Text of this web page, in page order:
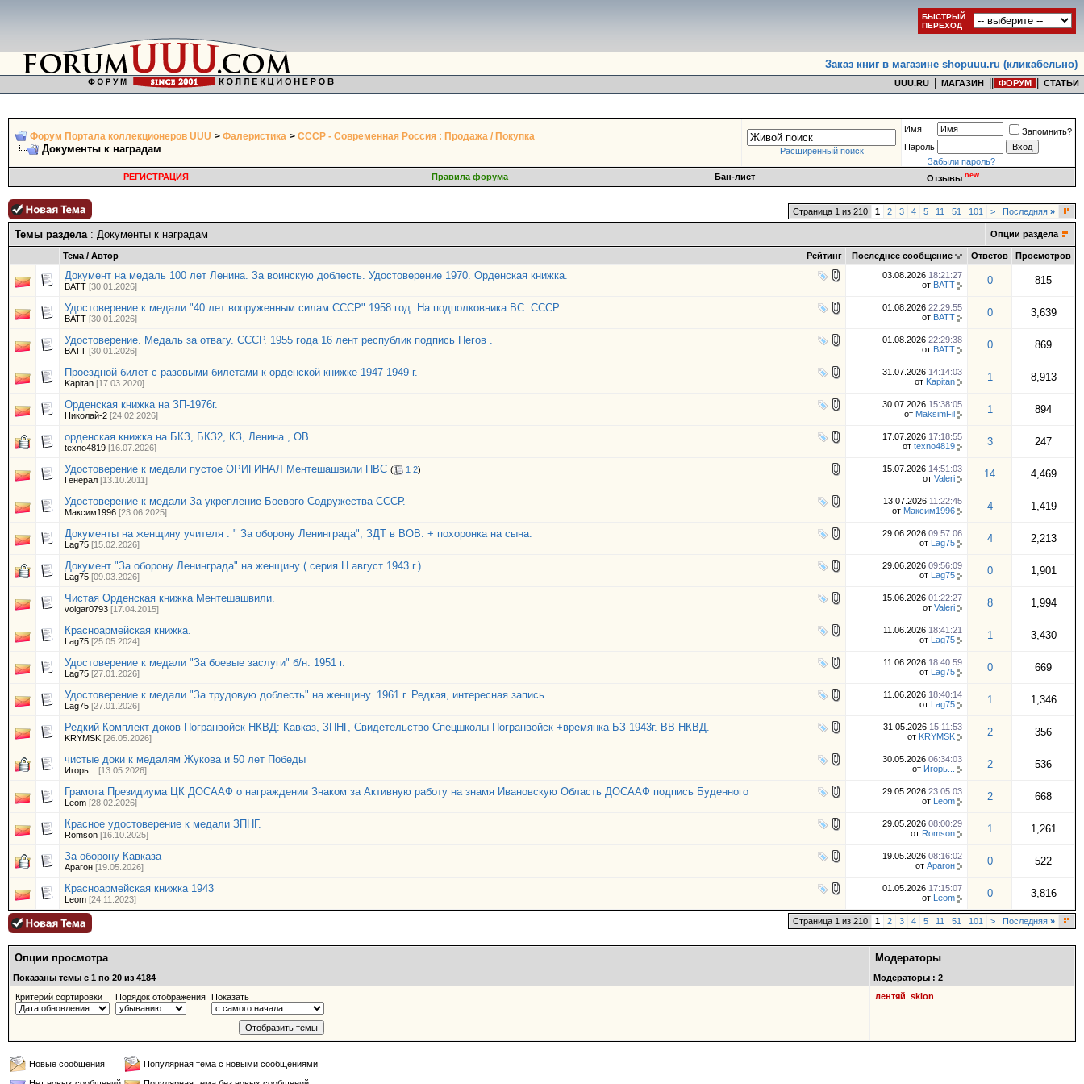
БЫСТРЫЙ
ПЕРЕХОД
Заказ книг в магазине shopuuu.ru (кликабельно)
UUU.RU МАГАЗИН ФОРУМ СТАТЬИ
Форум Портала коллекционеров UUU > Фалеристика > СССР - Современная Россия : Продажа / Покупка
Документы к наградам Расширенный поиск
Имя
Запомнить?
Пароль
Забыли пароль?
РЕГИСТРАЦИЯ
Правила форума Бан-лист Отзывы new
Страница 1 из 210 1 2 3 4 5 11 51 101 > Последняя »
Темы раздела: Документы к наградам Опции раздела
Рейтинг
Тема / Автор Последнее сообщение Ответов Просмотров
Документ на медаль 100 лет Ленина. За воинскую доблесть. Удостоверение 1970. Орденская книжка.
BATT [30.01.2026]
03.08.2026 18:21:27
от BATT 0 815
Удостоверение к медали "40 лет вооруженным силам СССР" 1958 год. На подполковника ВС. СССР.
BATT [30.01.2026]
01.08.2026 22:29:55
от BATT 0 3,639
Удостоверение. Медаль за отвагу. СССР. 1955 года 16 лент республик подпись Пегов .
BATT [30.01.2026]
01.08.2026 22:29:38
от BATT 0 869
Проездной билет с разовыми билетами к орденской книжке 1947-1949 г.
Kapitan [17.03.2020]
31.07.2026 14:14:03
от Kapitan 1 8,913
Орденская книжка на ЗП-1976г.
Николай-2 [24.02.2026]
30.07.2026 15:38:05
от MaksimFil 1 894
орденская книжка на БКЗ, БКЗ2, КЗ, Ленина , ОВ
texno4819 [16.07.2026]
17.07.2026 17:18:55
от texno4819 3 247
Удостоверение к медали пустое ОРИГИНАЛ Ментешашвили ПВС ( 1 2)
Генерал [13.10.2011]
15.07.2026 14:51:03
от Valeri 14 4,469
Удостоверение к медали За укрепление Боевого Содружества СССР.
Максим1996 [23.06.2025]
13.07.2026 11:22:45
от Максим1996 4 1,419
Документы на женщину учителя . " За оборону Ленинграда", ЗДТ в ВОВ. + похоронка на сына.
Lag75 [15.02.2026]
29.06.2026 09:57:06
от Lag75 4 2,213
Документ "За оборону Ленинграда" на женщину ( серия Н август 1943 г.)
Lag75 [09.03.2026]
29.06.2026 09:56:09
от Lag75 0 1,901
Чистая Орденская книжка Ментешашвили.
volgar0793 [17.04.2015]
15.06.2026 01:22:27
от Valeri 8 1,994
Красноармейская книжка.
Lag75 [25.05.2024]
11.06.2026 18:41:21
от Lag75 1 3,430
Удостоверение к медали "За боевые заслуги" б/н. 1951 г.
Lag75 [27.01.2026]
11.06.2026 18:40:59
от Lag75 0 669
Удостоверение к медали "За трудовую доблесть" на женщину. 1961 г. Редкая, интересная запись.
Lag75 [27.01.2026]
11.06.2026 18:40:14
от Lag75 1 1,346
Редкий Комплект доков Погранвойск НКВД: Кавказ, ЗПНГ, Свидетельство Спецшколы Погранвойск +времянка БЗ 1943г. ВВ НКВД.
KRYMSK [26.05.2026]
31.05.2026 15:11:53
от KRYMSK 2 356
чистые доки к медалям Жукова и 50 лет Победы
Игорь... [13.05.2026]
30.05.2026 06:34:03
от Игорь... 2 536
Грамота Президиума ЦК ДОСААФ о награждении Знаком за Активную работу на знамя Ивановскую Область ДОСААФ подпись Буденного
Leom [28.02.2026]
29.05.2026 23:05:03
от Leom 2 668
Красное удостоверение к медали ЗПНГ.
Romson [16.10.2025]
29.05.2026 08:00:29
от Romson 1 1,261
За оборону Кавказа
Арагон [19.05.2026]
19.05.2026 08:16:02
от Арагон 0 522
Красноармейская книжка 1943
Leom [24.11.2023]
01.05.2026 17:15:07
от Leom 0 3,816
Страница 1 из 210 1 2 3 4 5 11 51 101 > Последняя »
Опции просмотра Модераторы
Показаны темы с 1 по 20 из 4184
Модераторы : 2
Критерий сортировки
Порядок отображения Показать лентяй sklon
Новые сообщения
Популярная тема с новыми сообщениями